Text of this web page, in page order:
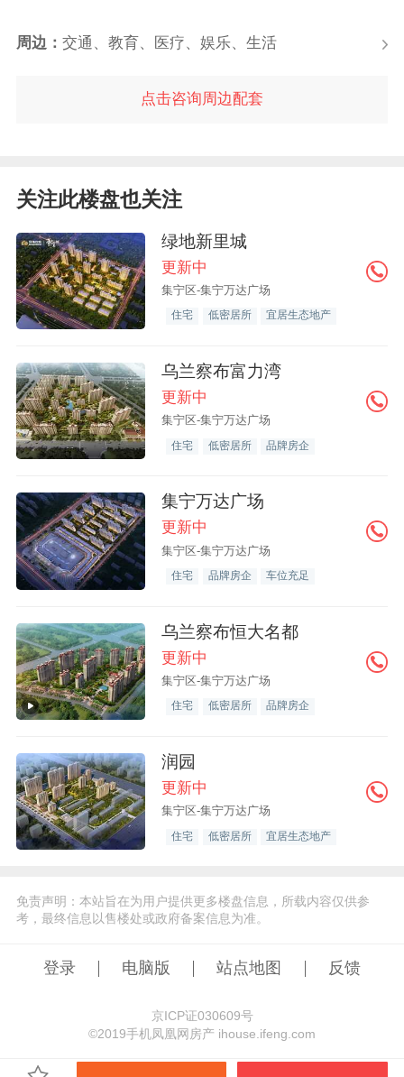
周边： 交通、教育、医疗、娱乐、生活
点击咨询周边配套
关注此楼盘也关注
绿地新里城
更新中
集宁区-集宁万达广场
住宅 低密居所 宜居生态地产
乌兰察布富力湾
更新中
集宁区-集宁万达广场
住宅 低密居所 品牌房企
集宁万达广场
更新中
集宁区-集宁万达广场
住宅 品牌房企 车位充足
乌兰察布恒大名都
更新中
集宁区-集宁万达广场
住宅 低密居所 品牌房企
润园
更新中
集宁区-集宁万达广场
住宅 低密居所 宜居生态地产
免责声明：本站旨在为用户提供更多楼盘信息，所载内容仅供参
考，最终信息以售楼处或政府备案信息为准。
登录 电脑版 站点地图 反馈
京ICP证030609号
©️2019手机凤凰网房产 ihouse.ifeng.com